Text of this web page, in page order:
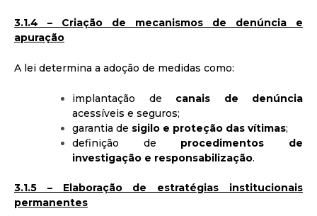
3.1.4 – Criação de mecanismos de denúncia e
apuração
A lei determina a adoção de medidas como:
implantação de canais de denúncia
acessíveis e seguros;
garantia de sigilo e proteção das vítimas;
definição de procedimentos de
investigação e responsabilização.
3.1.5 – Elaboração de estratégias institucionais
permanentes